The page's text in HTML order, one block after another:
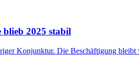
2025 stabil
Konjunktur. Die Beschäftigung